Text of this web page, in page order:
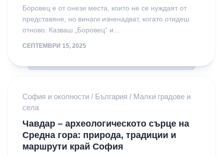
Боровец е от онези места, които не се нуждаят от
представяне, но винаги изненадват, когато отидеш
отново. Казваш „Боровец“ и...
СЕПТЕМВРИ 15, 2025
София и околности / България / Малки градове и
села
Чавдар – археологическото сърце на
Средна гора: природа, традиции и
маршрути край София